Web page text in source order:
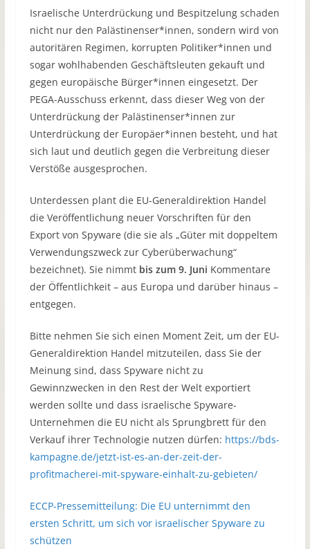
Israelische Unterdrückung und Bespitzelung schaden
nicht nur den Palästinenser*innen, sondern wird von
autoritären Regimen, korrupten Politiker*innen und
sogar wohlhabenden Geschäftsleuten gekauft und
gegen europäische Bürger*innen eingesetzt. Der
PEGA-Ausschuss erkennt, dass dieser Weg von der
Unterdrückung der Palästinenser*innen zur
Unterdrückung der Europäer*innen besteht, und hat
sich laut und deutlich gegen die Verbreitung dieser
Verstöße ausgesprochen.
Unterdessen plant die EU-Generaldirektion Handel
die Veröffentlichung neuer Vorschriften für den
Export von Spyware (die sie als „Güter mit doppeltem
Verwendungszweck zur Cyberüberwachung“
bezeichnet). Sie nimmt bis zum 9. Juni Kommentare
der Öffentlichkeit – aus Europa und darüber hinaus –
entgegen.
Bitte nehmen Sie sich einen Moment Zeit, um der EU-
Generaldirektion Handel mitzuteilen, dass Sie der
Meinung sind, dass Spyware nicht zu
Gewinnzwecken in den Rest der Welt exportiert
werden sollte und dass israelische Spyware-
Unternehmen die EU nicht als Sprungbrett für den
Verkauf ihrer Technologie nutzen dürfen: https://bds-
kampagne.de/jetzt-ist-es-an-der-zeit-der-
profitmacherei-mit-spyware-einhalt-zu-gebieten/
ECCP-Pressemitteilung: Die EU unternimmt den
ersten Schritt, um sich vor israelischer Spyware zu
schützen